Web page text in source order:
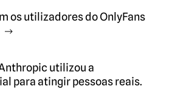
os utilizadores do OnlyFans
utilizou a
para atingir pessoas reais.